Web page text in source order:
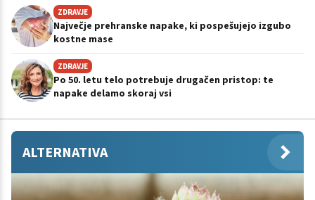
ZDRAVJE
Največje prehranske napake, ki pospešujejo izgubo
kostne mase
ZDRAVJE
Po 50. letu telo potrebuje drugačen pristop: te
napake delamo skoraj vsi
ALTERNATIVA